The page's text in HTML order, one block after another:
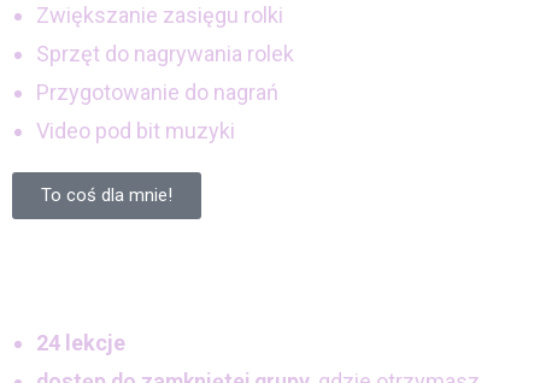
Zwiększanie zasięgu rolki
Sprzęt do nagrywania rolek
Przygotowanie do nagrań
Video pod bit muzyki
To coś dla mnie!
24 lekcje